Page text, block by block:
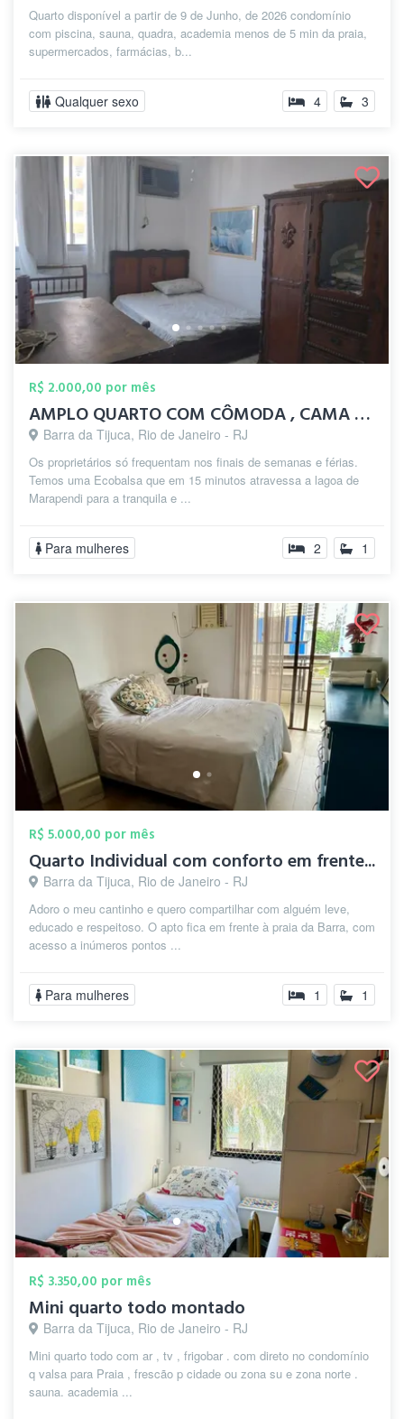
Quarto disponível a partir de 9 de Junho, de 2026 condomínio
com piscina, sauna, quadra, academia menos de 5 min da praia,
supermercados, farmácias, b...
Qualquer sexo 4 3
R$ 2.000,00 por mês
AMPLO QUARTO COM CÔMODA , CAMA DE CASAL ...
Barra da Tijuca, Rio de Janeiro - RJ
Os proprietários só frequentam nos finais de semanas e férias.
Temos uma Ecobalsa que em 15 minutos atravessa a lagoa de
Marapendi para a tranquila e ...
Para mulheres 2 1
R$ 5.000,00 por mês
Quarto Individual com conforto em frente...
Barra da Tijuca, Rio de Janeiro - RJ
Adoro o meu cantinho e quero compartilhar com alguém leve,
educado e respeitoso. O apto fica em frente à praia da Barra, com
acesso a inúmeros pontos ...
Para mulheres 1 1
R$ 3.350,00 por mês
Mini quarto todo montado
Barra da Tijuca, Rio de Janeiro - RJ
Mini quarto todo com ar , tv , frigobar . com direto no condomínio
q valsa para Praia , frescão p cidade ou zona su e zona norte .
sauna. academia ...